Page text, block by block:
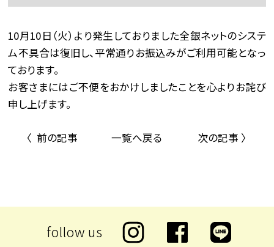
10月10日（火）より発生しておりました全銀ネットのシステ
ム不具合は復旧し、平常通りお振込みがご利用可能となっ
ております。
お客さまにはご不便をおかけしましたことを心よりお詫び
申し上げます。
〈 前の記事 一覧へ戻る 次の記事 〉